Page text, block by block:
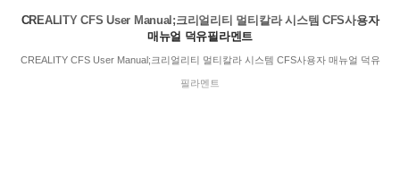
CREALITY CFS User Manual;크리얼리티 멀티칼라 시스템 CFS사용자
매뉴얼 덕유필라멘트
CREALITY CFS User Manual;크리얼리티 멀티칼라 시스템 CFS사용자 매뉴얼 덕유
필라멘트